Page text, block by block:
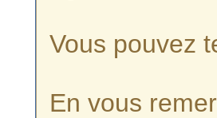
Vous pouvez
En vous